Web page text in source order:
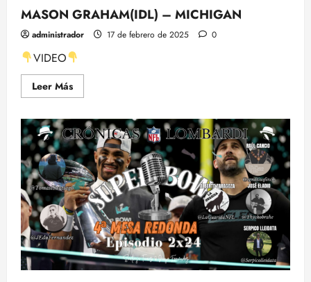
LA
OFFSEASON
EN
LA
NFL
CON
MONGE
MASON GRAHAM(IDL) – MICHIGAN
administrador 17 de febrero de 2025 0
VIDEO
Leer MásLeer
más
MASON
GRAHAM(IDL)
–
MICHIGAN